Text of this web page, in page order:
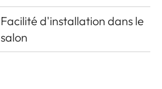
Facilité d'installation dans le
salon